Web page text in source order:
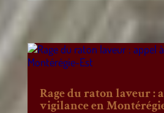
Rage du raton laveur :
vigilance en